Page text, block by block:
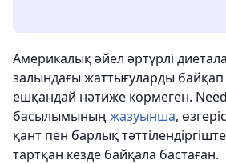
Америкалық әйел әртүрлі
залындағы жаттығуларды байқап
ешқандай нәтиже көрмеген.
басылымының жазуынша,
қант пен барлық
тартқан кезде байқала бастаған.